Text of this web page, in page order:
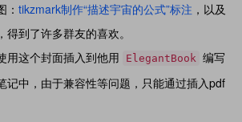
： tikzmark制作“描述宇宙的公式”标注 ，以及
到了许多群友的喜欢。
用这个封面插入到他用
ElegantBook 编写
记中，由于兼容性等问题，只能通过插入pdf